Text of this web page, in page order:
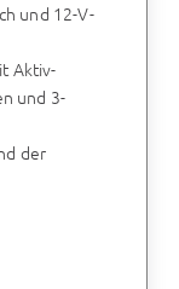
und 12-V-
Aktiv-
und 3-
der